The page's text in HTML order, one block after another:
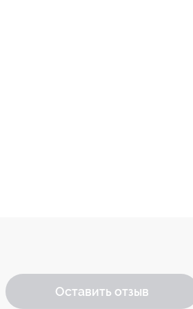
Оставить отзыв